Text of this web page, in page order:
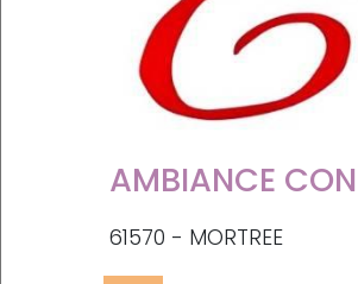
AMBIANCE
61570 - MORTREE